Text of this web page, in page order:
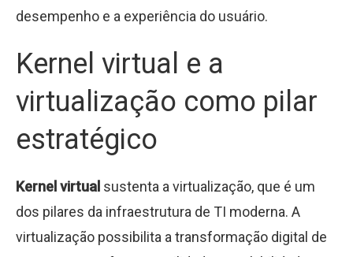
desempenho e a experiência do usuário.
Kernel virtual e a
virtualização como pilar
estratégico
Kernel virtual sustenta a virtualização, que é um
dos pilares da infraestrutura de TI moderna. A
virtualização possibilita a transformação digital de